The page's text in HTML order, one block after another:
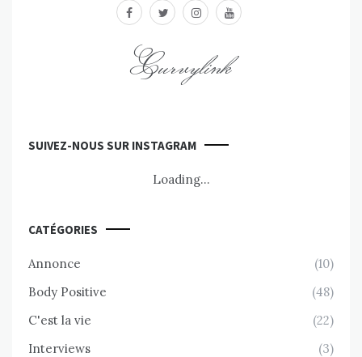
facebooktwitterinstagram
youtube
Curvylink
SUIVEZ-NOUS SUR INSTAGRAM
Loading...
CATÉGORIES
Annonce
(10)
Body Positive
(48)
C'est la vie
(22)
Interviews
(3)